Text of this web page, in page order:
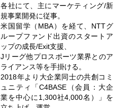
各社にて、主にマーケティング/新
規事業開発に従事。
米国留学（MBA）を経て、NTTグ
ループファンド出資のスタートア
ップの成長/Exit支援、
Jリーグ他プロスポーツ業界とのア
ライアンス等を手掛ける。
2018年より大企業同士の共創コミ
ュニティ「C4BASE（会員：大企
業を中心に1,300社4,000名）」を